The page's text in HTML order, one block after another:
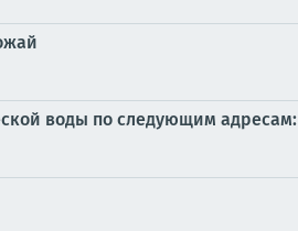
воды по следующим адресам: